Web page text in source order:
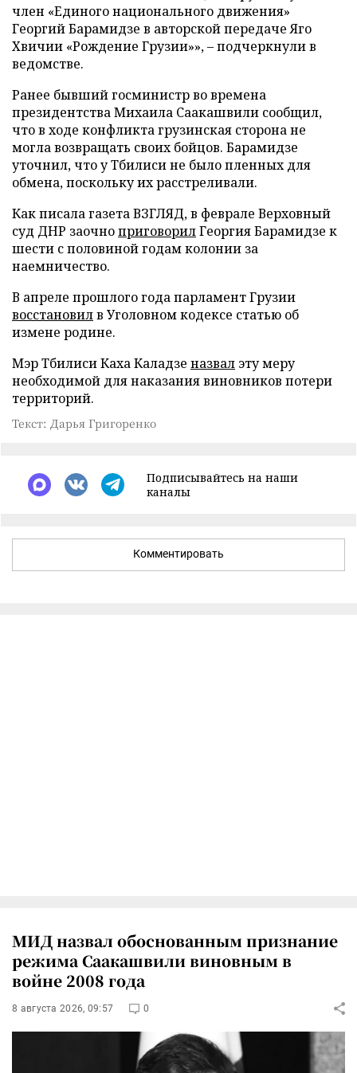
член «Единого национального движения»
Георгий Барамидзе в авторской передаче Яго
Хвичии «Рождение Грузии»», – подчеркнули в
ведомстве.
Ранее бывший госминистр во времена
президентства Михаила Саакашвили сообщил,
что в ходе конфликта грузинская сторона не
могла возвращать своих бойцов. Барамидзе
уточнил, что у Тбилиси не было пленных для
обмена, поскольку их расстреливали.
Как писала газета ВЗГЛЯД, в феврале Верховный
суд ДНР заочноприговорилГеоргия Барамидзе к
шести с половиной годам колонии за
наемничество.
В апреле прошлого года парламент Грузии
восстановилв Уголовном кодексе статью об
измене родине.
Мэр Тбилиси Каха Каладзе назвал эту меру
необходимой для наказания виновников потери
территорий.
Текст: Дарья Григоренко
Подписывайтесь на наши
каналы
Комментировать
МИД назвал обоснованным признание
режима Саакашвили виновным в
войне 2008 года
8 августа 2026, 09:57 0